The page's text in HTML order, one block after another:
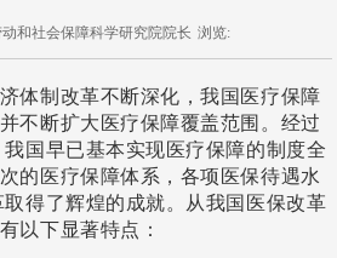
和社会保障科学研究院院长 浏览:
体制改革不断深化，我国医疗保障
不断扩大医疗保障覆盖范围。经过
国早已基本实现医疗保障的制度全
的医疗保障体系，各项医保待遇水
得了辉煌的成就。从我国医保改革
以下显著特点：